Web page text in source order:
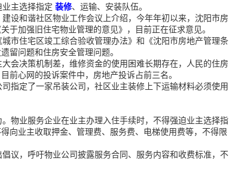
主选择指定 装修、运输、安装队伍。
设和谐社区物业工作会议上介绍，今年年初以来，沈阳市房
于加强旧住宅物业管理的意见》，目前正在征求意见。
市住宅区竣工综合验收管理办法》和《沈阳市房地产管理条
留问题和住房安全管理问题。
会决策机制差，维修资金的使用困难长期存在，人民的住房
前心网的投诉案件中，房地产投诉占前三名。
指定了一家吊装公司，社区业主装修上下运输材料必须使用
物业服务企业在业主办理入住手续时，不得强迫业主选择指
向业主收取押金、管理费、服务费、电梯使用费等，不得限
议，呼吁物业公司披露服务合同、服务内容和收费标准，不